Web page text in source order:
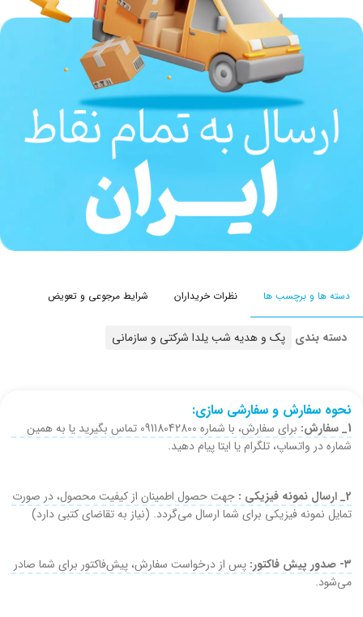
دسته ها و برچسب ها نظرات خریداران شرایط مرجوعی و تعویض
دسته بندی پک و هدیه شب یلدا شرکتی و سازمانی
نحوه سفارش و سفارشی سازی:
1_ سفارش:
برای سفارش، با شماره 09118042800 تماس بگیرید یا به همین
شماره در واتساپ، تلگرام یا ایتا پیام دهید.
2_ ارسال نمونه فیزیکی :
جهت حصول اطمینان از کیفیت محصول، در صورت
تمایل نمونه فیزیکی برای شما ارسال می‌گردد. (نیاز به تقاضای کتبی دارد)
۳- صدور پیش فاکتور:
پس از درخواست سفارش، پیش‌فاکتور برای شما صادر
می‌شود.